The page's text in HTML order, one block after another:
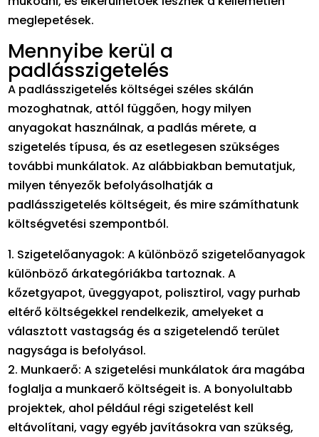
meglepetések.
Mennyibe kerül a
padlásszigetelés
A padlásszigetelés költségei széles skálán
mozoghatnak, attól függően, hogy milyen
anyagokat használnak, a padlás mérete, a
szigetelés típusa, és az esetlegesen szükséges
további munkálatok. Az alábbiakban bemutatjuk,
milyen tényezők befolyásolhatják a
padlásszigetelés költségeit, és mire számíthatunk
költségvetési szempontból.
1. Szigetelőanyagok: A különböző szigetelőanyagok
különböző árkategóriákba tartoznak. A
kőzetgyapot, üveggyapot, polisztirol, vagy purhab
eltérő költségekkel rendelkezik, amelyeket a
választott vastagság és a szigetelendő terület
nagysága is befolyásol.
2. Munkaerő: A szigetelési munkálatok ára magába
foglalja a munkaerő költségeit is. A bonyolultabb
projektek, ahol például régi szigetelést kell
eltávolítani, vagy egyéb javításokra van szükség,